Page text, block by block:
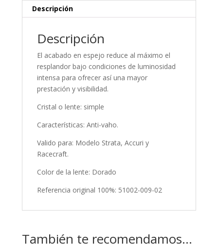
Descripción
Descripción
El acabado en espejo reduce al máximo el
resplandor bajo condiciones de luminosidad
intensa para ofrecer así una mayor
prestación y visibilidad.
Cristal o lente: simple
Características: Anti-vaho.
Valido para: Modelo Strata, Accuri y
Racecraft.
Color de la lente: Dorado
Referencia original 100%: 51002-009-02
También te recomendamos…